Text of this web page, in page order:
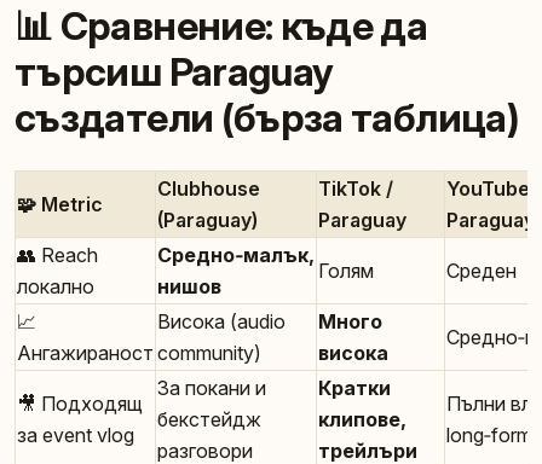
📊 Сравнение: къде да
търсиш Paraguay
създатели (бърза таблица)
🧩 Metric
Clubhouse
(Paraguay)
TikTok /
Paraguay
YouTube /
Paraguay
👥 Reach
локално
Средно‑малък,
нишов
Голям Среден
📈
Ангажираност
Висока (audio
community)
Много
висока
🎥 Подходящ
за event vlog
За покани и
бекстейдж
разговори
Кратки
клипове,
трейлъри
Пълни
long‑form